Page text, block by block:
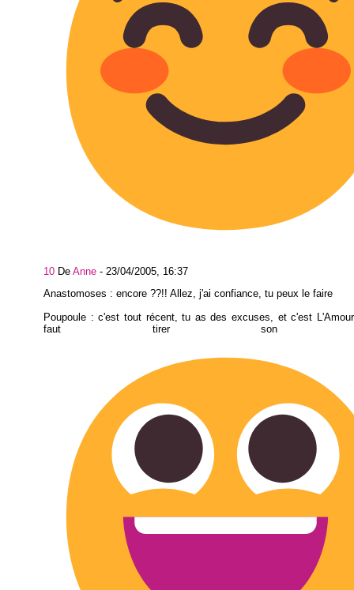
10 De Anne - 23/04/2005, 16:37
Anastomoses : encore ??!! Allez, j'ai confiance, tu peux le faire
Poupoule : c'est tout récent, tu as des excuses, et c'est
faut tirer son